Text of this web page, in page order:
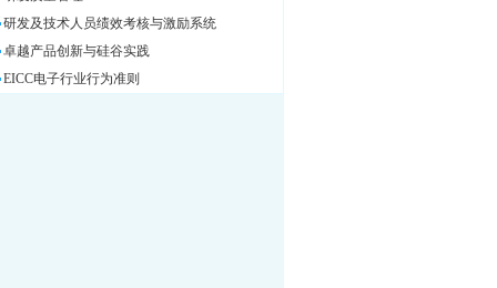
研发及技术人员绩效考核与激励系统
卓越产品创新与硅谷实践
EICC电子行业行为准则